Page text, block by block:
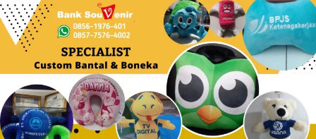
Langsung
ke